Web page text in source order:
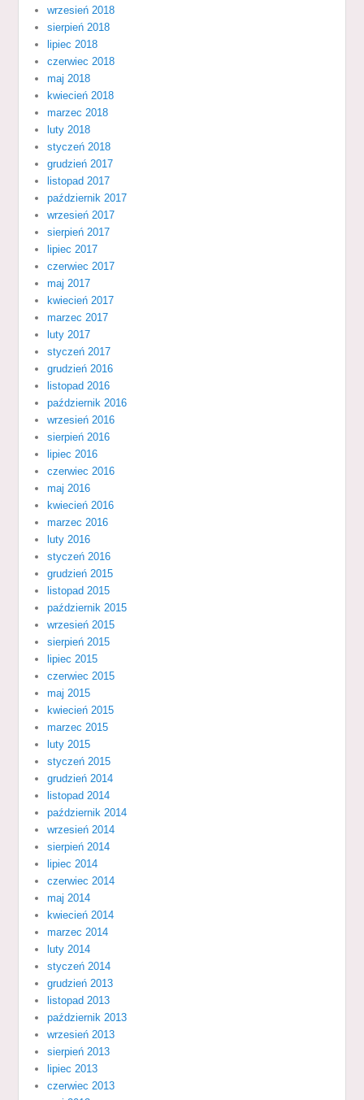
wrzesień 2018
sierpień 2018
lipiec 2018
czerwiec 2018
maj 2018
kwiecień 2018
marzec 2018
luty 2018
styczeń 2018
grudzień 2017
listopad 2017
październik 2017
wrzesień 2017
sierpień 2017
lipiec 2017
czerwiec 2017
maj 2017
kwiecień 2017
marzec 2017
luty 2017
styczeń 2017
grudzień 2016
listopad 2016
październik 2016
wrzesień 2016
sierpień 2016
lipiec 2016
czerwiec 2016
maj 2016
kwiecień 2016
marzec 2016
luty 2016
styczeń 2016
grudzień 2015
listopad 2015
październik 2015
wrzesień 2015
sierpień 2015
lipiec 2015
czerwiec 2015
maj 2015
kwiecień 2015
marzec 2015
luty 2015
styczeń 2015
grudzień 2014
listopad 2014
październik 2014
wrzesień 2014
sierpień 2014
lipiec 2014
czerwiec 2014
maj 2014
kwiecień 2014
marzec 2014
luty 2014
styczeń 2014
grudzień 2013
listopad 2013
październik 2013
wrzesień 2013
sierpień 2013
lipiec 2013
czerwiec 2013